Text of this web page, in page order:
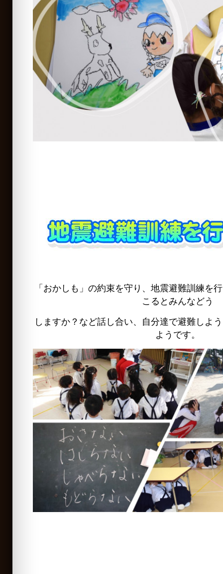
「おかしも」の約束を守り、地震避難訓練を
こるとみんなどう
しますか？など話し合い、自分達で避難しよ
ようです。